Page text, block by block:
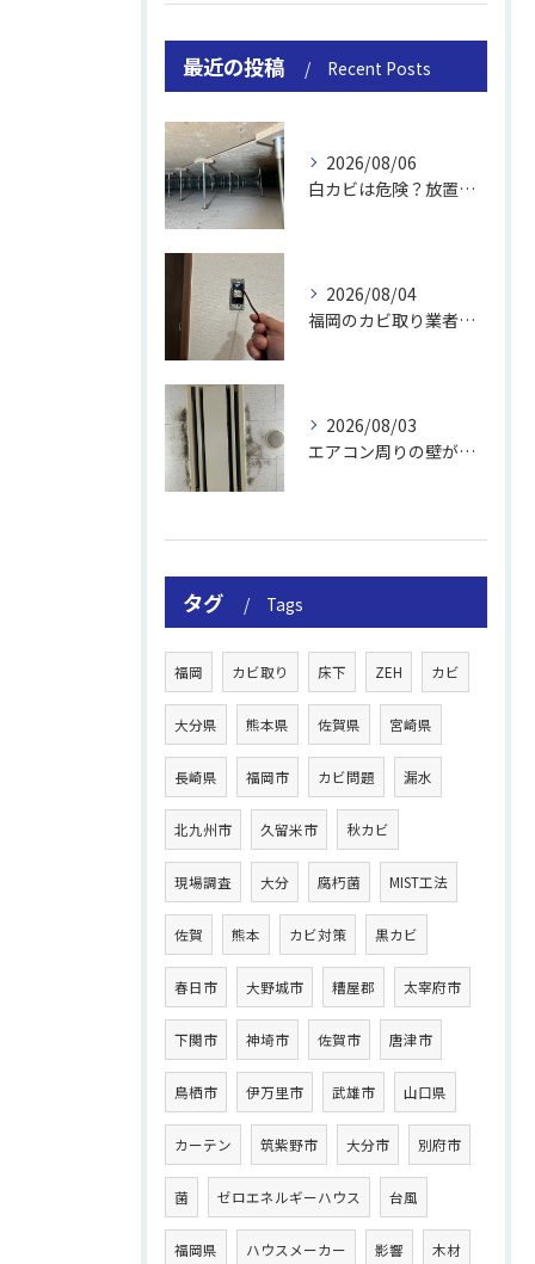
最近の投稿 Recent Posts
2026/08/06
白カビは危険？放置のリスクと取り方
2026/08/04
福岡のカビ取り業者おすすめの選び方と費用
2026/08/03
エアコン周りの壁が結露しやすい理由
タグ Tags
福岡 カビ取り 床下 ZEH カビ
大分県 熊本県 佐賀県 宮崎県
長崎県 福岡市 カビ問題 漏水
北九州市 久留米市 秋カビ
現場調査 大分 腐朽菌 MIST工法
佐賀 熊本 カビ対策 黒カビ
春日市 大野城市 糟屋郡 太宰府市
下関市 神埼市 佐賀市 唐津市
鳥栖市 伊万里市 武雄市 山口県
カーテン 筑紫野市 大分市 別府市
菌 ゼロエネルギーハウス 台風
福岡県 ハウスメーカー 影響 木材